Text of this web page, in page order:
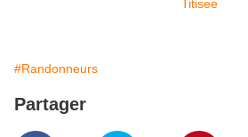
#Randonneurs
Partager